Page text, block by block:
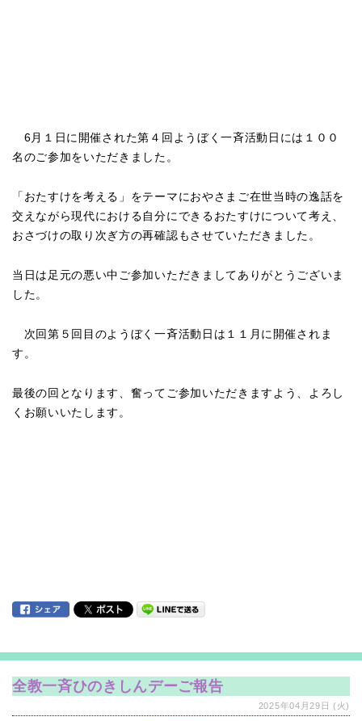
6月１日に開催された第４回ようぼく一斉活動日には１００
名のご参加をいただきました。
「おたすけを考える」をテーマにおやさまご在世当時の逸話を
交えながら現代における自分にできるおたすけについて考え、
おさづけの取り次ぎ方の再確認もさせていただきました。
当日は足元の悪い中ご参加いただきましてありがとうございま
した。
次回第５回目のようぼく一斉活動日は１１月に開催されま
す。
最後の回となります、奮ってご参加いただきますよう、よろし
くお願いいたします。
全教一斉ひのきしんデーご報告
2025年04月29日 (火)